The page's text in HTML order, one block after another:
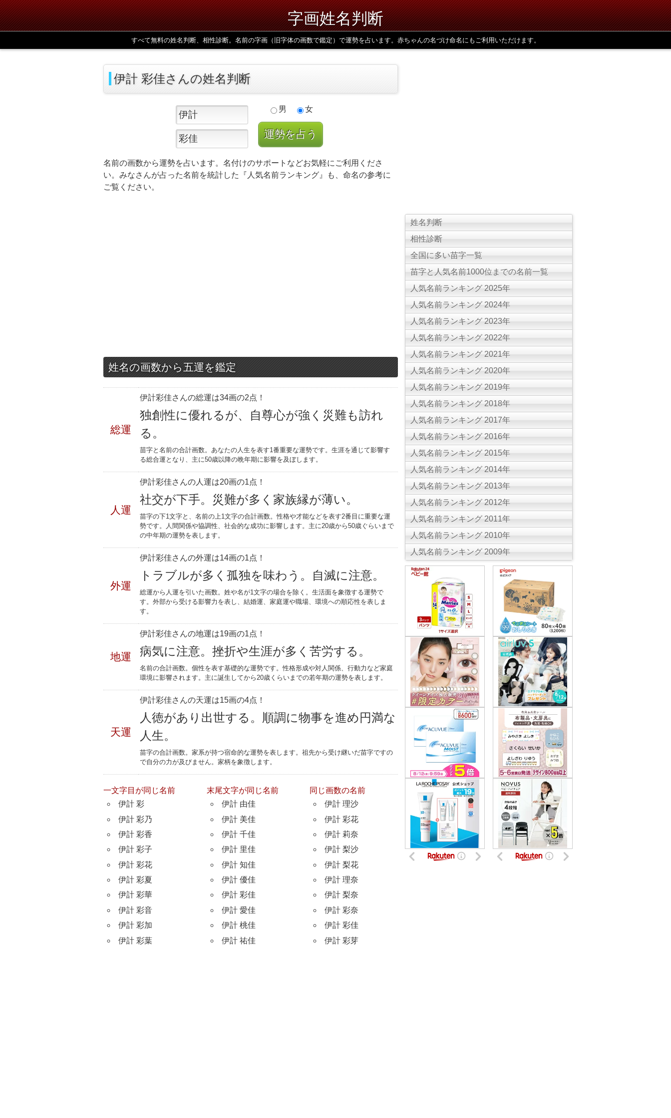
字画姓名判断
すべて無料の姓名判断、相性診断。名前の字画（旧字体の画数で鑑定）で運勢を占います。赤ちゃんの名づけ命名にもご利用いただけます。
伊計 彩佳さんの姓名判断
男 女
名前の画数から運勢を占います。名付けのサポートなどお気軽にご利用くださ
い。みなさんが占った名前を統計した『人気名前ランキング』も、命名の参考に
ご覧ください。
姓名の画数から五運を鑑定
総運
伊計彩佳さんの総運は34画の2点！
独創性に優れるが、自尊心が強く災難も訪れ
る。
苗字と名前の合計画数。あなたの人生を表す1番重要な運勢です。生涯を通じて影響す
る総合運となり、主に50歳以降の晩年期に影響を及ぼします。
人運
伊計彩佳さんの人運は20画の1点！
社交が下手。災難が多く家族縁が薄い。
苗字の下1文字と、名前の上1文字の合計画数。性格や才能などを表す2番目に重要な運
勢です。人間関係や協調性、社会的な成功に影響します。主に20歳から50歳ぐらいまで
の中年期の運勢を表します。
外運
伊計彩佳さんの外運は14画の1点！
トラブルが多く孤独を味わう。自滅に注意。
総運から人運を引いた画数。姓や名が1文字の場合を除く。生活面を象徴する運勢で
す。外部から受ける影響力を表し、結婚運、家庭運や職場、環境への順応性を表しま
す。
地運
伊計彩佳さんの地運は19画の1点！
病気に注意。挫折や生涯が多く苦労する。
名前の合計画数。個性を表す基礎的な運勢です。性格形成や対人関係、行動力など家庭
環境に影響されます。主に誕生してから20歳くらいまでの若年期の運勢を表します。
天運
伊計彩佳さんの天運は15画の4点！
人徳があり出世する。順調に物事を進め円満な
人生。
苗字の合計画数。家系が持つ宿命的な運勢を表します。祖先から受け継いだ苗字ですの
で自分の力が及びません。家柄を象徴します。
一文字目が同じ名前
伊計 彩
伊計 彩乃
伊計 彩香
伊計 彩子
伊計 彩花
伊計 彩夏
伊計 彩華
伊計 彩音
伊計 彩加
伊計 彩葉
末尾文字が同じ名前
伊計 由佳
伊計 美佳
伊計 千佳
伊計 里佳
伊計 知佳
伊計 優佳
伊計 彩佳
伊計 愛佳
伊計 桃佳
伊計 祐佳
同じ画数の名前
伊計 理沙
伊計 彩花
伊計 莉奈
伊計 梨沙
伊計 梨花
伊計 理奈
伊計 梨奈
伊計 彩奈
伊計 彩佳
伊計 彩芽
姓名判断
相性診断
全国に多い苗字一覧
苗字と人気名前1000位までの名前一覧
人気名前ランキング 2025年
人気名前ランキング 2024年
人気名前ランキング 2023年
人気名前ランキング 2022年
人気名前ランキング 2021年
人気名前ランキング 2020年
人気名前ランキング 2019年
人気名前ランキング 2018年
人気名前ランキング 2017年
人気名前ランキング 2016年
人気名前ランキング 2015年
人気名前ランキング 2014年
人気名前ランキング 2013年
人気名前ランキング 2012年
人気名前ランキング 2011年
人気名前ランキング 2010年
人気名前ランキング 2009年